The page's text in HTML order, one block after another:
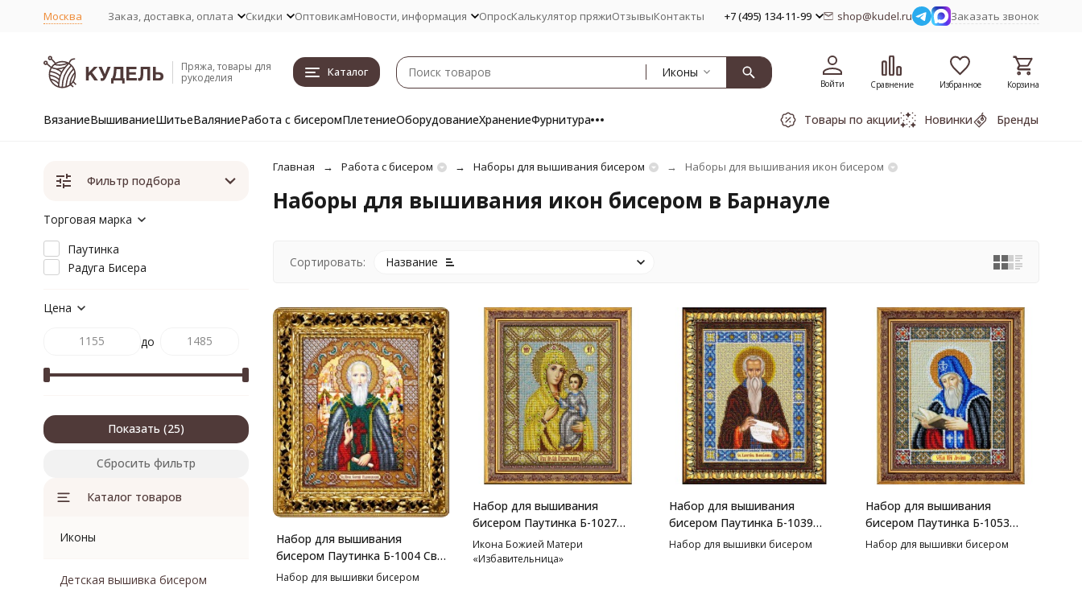
Москва Заказ, доставка, оплата Скидки ОптовикамНовости, информация ОпросКалькулятор пряжиОтзывыКонтакты +7 (495) 134-11-99 shop@kudel.ru Заказать звонок
Пряжа, товары для
рукоделия
Каталог Иконы
Войти Сравнение Избранное Корзина
ВязаниеВышиваниеШитьеВаляниеРабота с бисеромПлетениеОборудованиеХранениеФурнитура Товары по акции Новинки Бренды
Главная Работа с бисером Наборы для вышивания бисером Наборы для вышивания икон бисером
Наборы для вышивания икон бисером в Барнауле
Сортировать: Название
Набор для вышивания
бисером Паутинка Б-1004 Св.
Преподобный Сергий
Набор для вышивки бисером
Набор для вышивания
бисером Паутинка Б-1027
Пресвятая Богородица
Избавительница, 20*25 см
Икона Божией Матери
«Избавительница»
Набор для вышивания
бисером Паутинка Б-1039
Святой Исповедник Харитон,
Набор для вышивки бисером
Набор для вышивания
бисером Паутинка Б-1053
Святой Преподобный
Набор для вышивки бисером
Фильтр подбора
Торговая марка
Паутинка
Радуга Бисера
Цена
до
Показать
Сбросить фильтр
Каталог товаров
Иконы
Детская вышивка бисером